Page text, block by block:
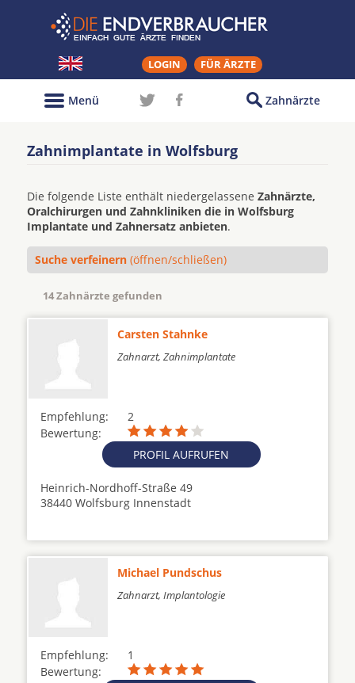
LOGIN FÜR ÄRZTE
Zahnärzte
Menü
Zahnimplantate in Wolfsburg
Die folgende Liste enthält niedergelassene Zahnärzte,
Oralchirurgen und Zahnkliniken die in Wolfsburg
Implantate und Zahnersatz anbieten.
Suche verfeinern (öffnen/schließen)
14 Zahnärzte gefunden
Carsten Stahnke
Zahnarzt, Zahnimplantate
Empfehlung:
2
Bewertung:
PROFIL AUFRUFEN
Heinrich-Nordhoff-Straße 49
38440 Wolfsburg Innenstadt
Michael Pundschus
Zahnarzt, Implantologie
Empfehlung:
1
Bewertung: